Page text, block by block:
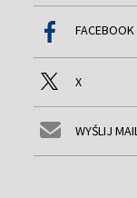
FACEBOOK
X
WYŚLIJ